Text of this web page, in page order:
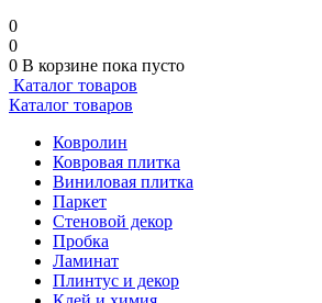
0
0
0 В корзине пока пусто
Каталог товаров
Каталог товаров
Ковролин
Ковровая плитка
Виниловая плитка
Паркет
Стеновой декор
Пробка
Ламинат
Плинтус и декор